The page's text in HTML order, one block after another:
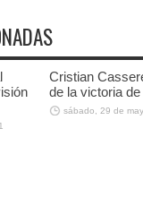
Cristian
de la victoria
sábado, 29 de